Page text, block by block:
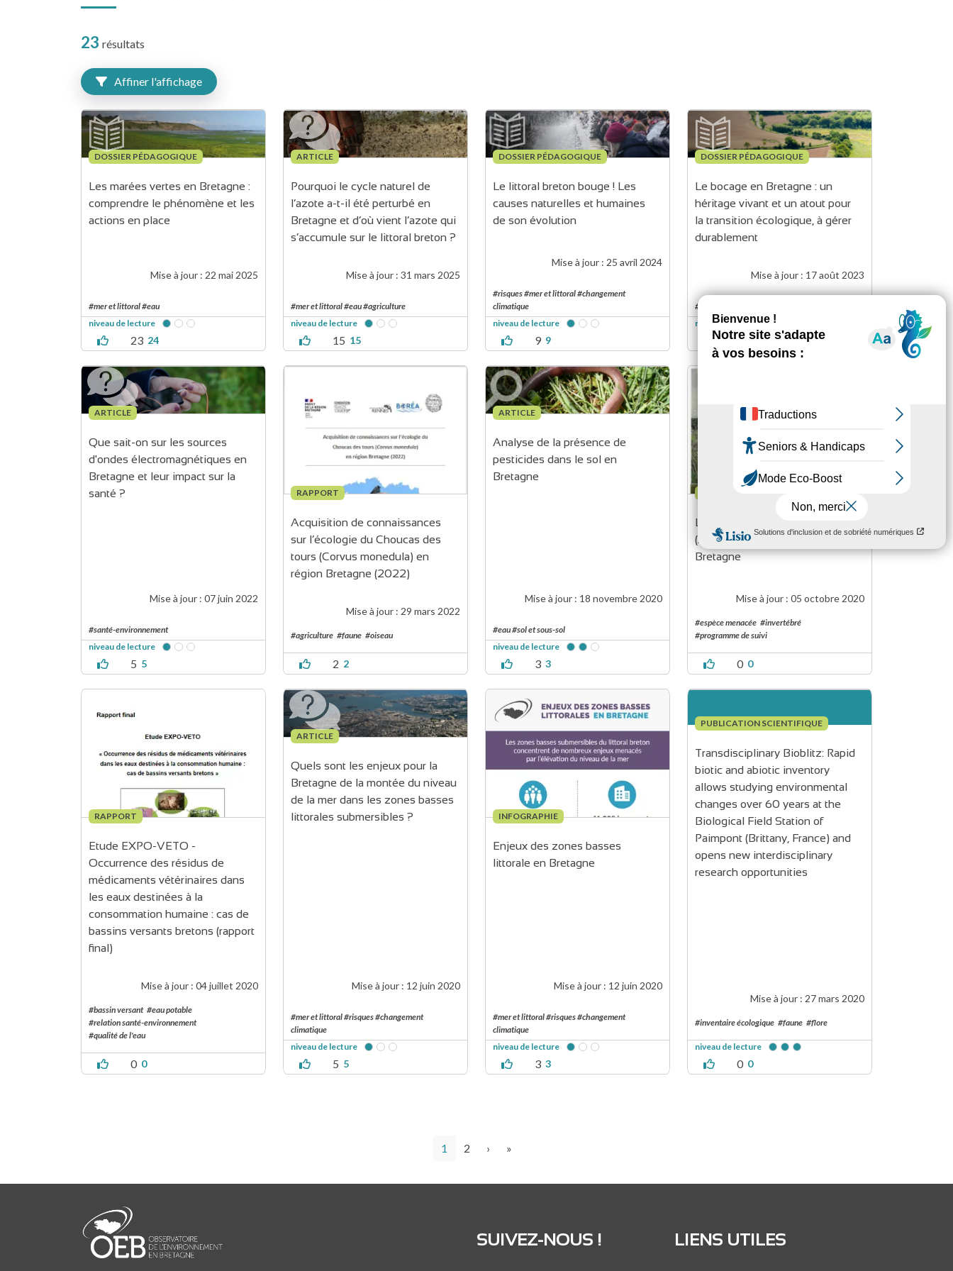
23 résultats
Affiner l'affichage
DOSSIER PÉDAGOGIQUE
Les marées vertes en Bretagne :
comprendre le phénomène et les
actions en place
Mise à jour : 22 mai 2025
#mer et littoral #eau
niveau de lecture
23 24
ARTICLE
Pourquoi le cycle naturel de
l’azote a-t-il été perturbé en
Bretagne et d’où vient l’azote qui
s’accumule sur le littoral breton ?
Mise à jour : 31 mars 2025
#mer et littoral #eau #agriculture
niveau de lecture
15 15
DOSSIER PÉDAGOGIQUE
Le littoral breton bouge ! Les
causes naturelles et humaines
de son évolution
Mise à jour : 25 avril 2024
#risques #mer et littoral #changement
climatique
niveau de lecture
9 9
DOSSIER PÉDAGOGIQUE
Le bocage en Bretagne : un
héritage vivant et un atout pour
la transition écologique, à gérer
durablement
Mise à jour : 17 août 2023
#paysages #patrimoine naturel #biomasse
niveau de lecture
3 4
ARTICLE
Que sait-on sur les sources
d'ondes électromagnétiques en
Bretagne et leur impact sur la
santé ?
Mise à jour : 07 juin 2022
#santé-environnement
niveau de lecture
5 5
RAPPORT
Acquisition de connaissances
sur l’écologie du Choucas des
tours (Corvus monedula) en
région Bretagne (2022)
Mise à jour : 29 mars 2022
#agriculture #faune #oiseau
2 2
ARTICLE
Analyse de la présence de
pesticides dans le sol en
Bretagne
Mise à jour : 18 novembre 2020
#eau #sol et sous-sol
niveau de lecture
3 3
L’écrevisse à pattes blanches
(Austropotamobius pallipes) en
Bretagne
Mise à jour : 05 octobre 2020
#espèce menacée #invertébré
#programme de suivi
0 0
RAPPORT
Etude EXPO-VETO -
Occurrence des résidus de
médicaments vétérinaires dans
les eaux destinées à la
consommation humaine : cas de
bassins versants bretons (rapport
final)
Mise à jour : 04 juillet 2020
#bassin versant #eau potable
#relation santé-environnement
#qualité de l'eau
0 0
ARTICLE
Quels sont les enjeux pour la
Bretagne de la montée du niveau
de la mer dans les zones basses
littorales submersibles ?
Mise à jour : 12 juin 2020
#mer et littoral #risques #changement
climatique
niveau de lecture
5 5
INFOGRAPHIE
Enjeux des zones basses
littorale en Bretagne
Mise à jour : 12 juin 2020
#mer et littoral #risques #changement
climatique
niveau de lecture
3 3
PUBLICATION SCIENTIFIQUE
Transdisciplinary Bioblitz: Rapid
biotic and abiotic inventory
allows studying environmental
changes over 60 years at the
Biological Field Station of
Paimpont (Brittany, France) and
opens new interdisciplinary
research opportunities
Mise à jour : 27 mars 2020
#inventaire écologique #faune #flore
niveau de lecture
0 0
Page courante
1 Page
2 Page suivante
› Dernière page
»
SUIVEZ-NOUS ! LIENS UTILES